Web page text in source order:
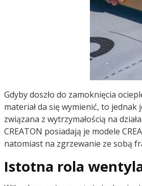
Gdyby doszło do zamoknięcia
materiał da się wymienić, to
związana z wytrzymałością na
CREATON posiadają je modele
natomiast na zgrzewanie ze sobą
Istotna rola